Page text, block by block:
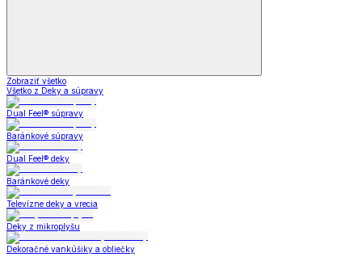
Zobraziť všetko
Všetko z Deky a súpravy
Dual Feel® súpravy
Baránkové súpravy
Dual Feel® deky
Baránkové deky
Televízne deky a vrecia
Deky z mikroplyšu
Dekoračné vankúšiky a obliečky